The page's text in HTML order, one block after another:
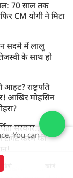
70 साल तक
CM योगी ने मिटा
सदमे में लालू
के साथ हो
राष्ट्रपति
आखिर मोहसिन
सरकार...जैश के
टार्गेट करने की
के सामने
You can